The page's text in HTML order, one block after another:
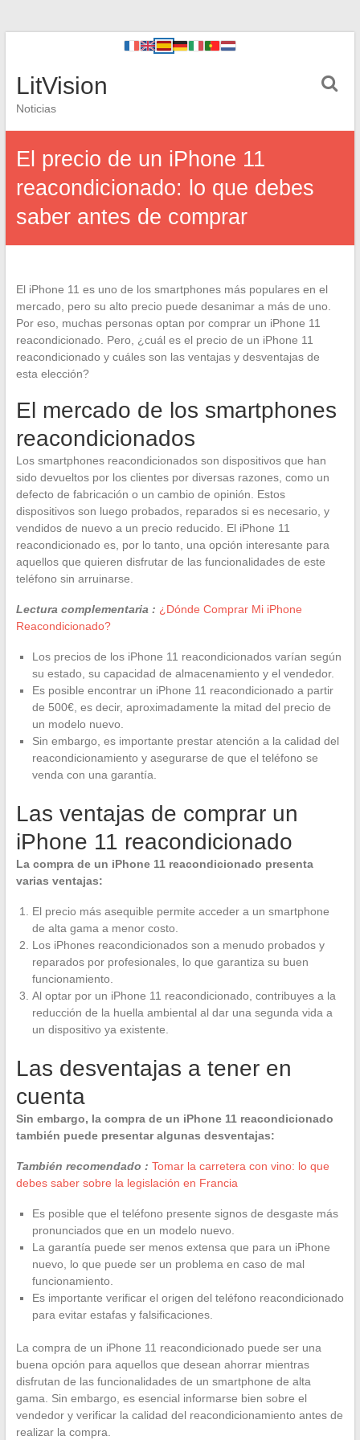
LitVision
Noticias
El precio de un iPhone 11
reacondicionado: lo que debes
saber antes de comprar
El iPhone 11 es uno de los smartphones más populares en el
mercado, pero su alto precio puede desanimar a más de uno.
Por eso, muchas personas optan por comprar un iPhone 11
reacondicionado. Pero, ¿cuál es el precio de un iPhone 11
reacondicionado y cuáles son las ventajas y desventajas de
esta elección?
El mercado de los smartphones
reacondicionados
Los smartphones reacondicionados son dispositivos que han
sido devueltos por los clientes por diversas razones, como un
defecto de fabricación o un cambio de opinión. Estos
dispositivos son luego probados, reparados si es necesario, y
vendidos de nuevo a un precio reducido. El iPhone 11
reacondicionado es, por lo tanto, una opción interesante para
aquellos que quieren disfrutar de las funcionalidades de este
teléfono sin arruinarse.
Lectura complementaria : ¿Dónde Comprar Mi iPhone
Reacondicionado?
Los precios de los iPhone 11 reacondicionados varían según
su estado, su capacidad de almacenamiento y el vendedor.
Es posible encontrar un iPhone 11 reacondicionado a partir
de 500€, es decir, aproximadamente la mitad del precio de
un modelo nuevo.
Sin embargo, es importante prestar atención a la calidad del
reacondicionamiento y asegurarse de que el teléfono se
venda con una garantía.
Las ventajas de comprar un
iPhone 11 reacondicionado
La compra de un iPhone 11 reacondicionado presenta
varias ventajas:
El precio más asequible permite acceder a un smartphone
de alta gama a menor costo.
Los iPhones reacondicionados son a menudo probados y
reparados por profesionales, lo que garantiza su buen
funcionamiento.
Al optar por un iPhone 11 reacondicionado, contribuyes a la
reducción de la huella ambiental al dar una segunda vida a
un dispositivo ya existente.
Las desventajas a tener en
cuenta
Sin embargo, la compra de un iPhone 11 reacondicionado
también puede presentar algunas desventajas:
También recomendado : Tomar la carretera con vino: lo que
debes saber sobre la legislación en Francia
Es posible que el teléfono presente signos de desgaste más
pronunciados que en un modelo nuevo.
La garantía puede ser menos extensa que para un iPhone
nuevo, lo que puede ser un problema en caso de mal
funcionamiento.
Es importante verificar el origen del teléfono reacondicionado
para evitar estafas y falsificaciones.
La compra de un iPhone 11 reacondicionado puede ser una
buena opción para aquellos que desean ahorrar mientras
disfrutan de las funcionalidades de un smartphone de alta
gama. Sin embargo, es esencial informarse bien sobre el
vendedor y verificar la calidad del reacondicionamiento antes de
realizar la compra.